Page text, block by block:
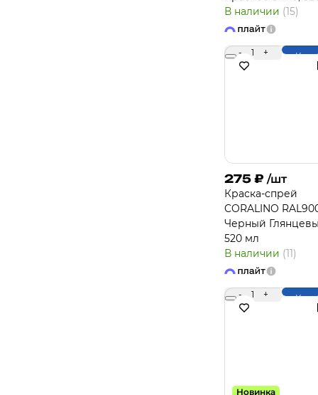
В наличии (15)
- 1 +
275 ₽ /шт
Краска-спрей
CORALINO
Черный
520 мл
В наличии (11)
- 1 +
Новинка